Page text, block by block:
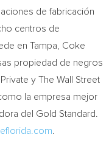
de fabricación
centros de
en Tampa, Coke
propiedad de negros
y The Wall Street
la empresa mejor
del Gold Standard.